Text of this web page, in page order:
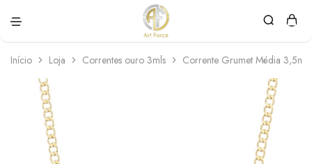
Force
personalizadas
Início Loja Correntes ouro 3mls Corrente Grumet Média